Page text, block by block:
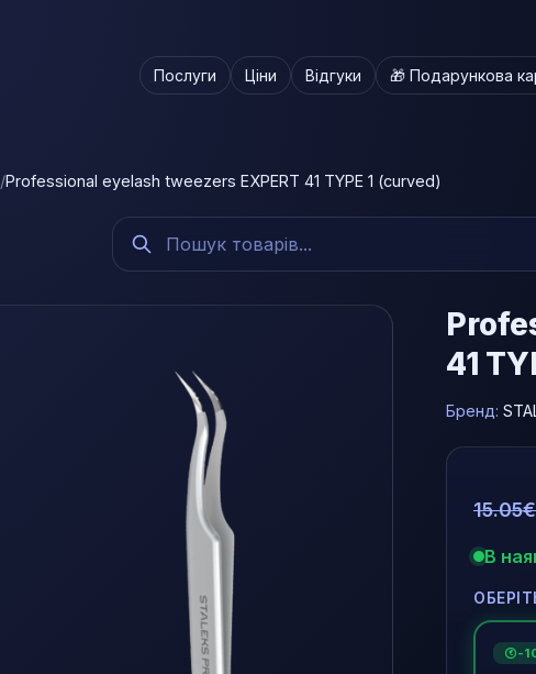
Послуги Ціни Відгуки 🎁 Подарункова
/Professional eyelash tweezers EXPERT 41 TYPE 1 (curved)
41
Бренд:
15.05€
В
€ -